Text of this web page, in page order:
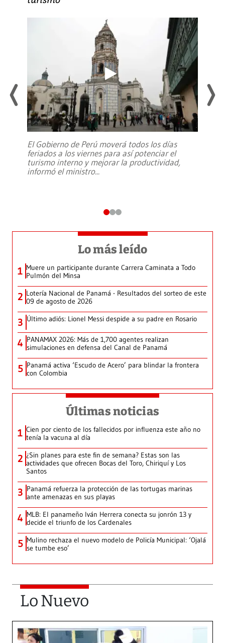
El Gobierno de Perú moverá todos los días
feriados a los viernes para así potenciar el
turismo interno y mejorar la productividad,
informó el ministro...
Lo más leído
1 Muere un participante durante Carrera Caminata a Todo
Pulmón del Minsa
2 Lotería Nacional de Panamá - Resultados del sorteo de este
09 de agosto de 2026
3 Último adiós: Lionel Messi despide a su padre en Rosario
4 PANAMAX 2026: Más de 1,700 agentes realizan
simulaciones en defensa del Canal de Panamá
5 Panamá activa ‘Escudo de Acero’ para blindar la frontera
con Colombia
Últimas noticias
1 Cien por ciento de los fallecidos por influenza este año no
tenía la vacuna al día
2 ¿Sin planes para este fin de semana? Estas son las
actividades que ofrecen Bocas del Toro, Chiriquí y Los
Santos
3 Panamá refuerza la protección de las tortugas marinas
ante amenazas en sus playas
4 MLB: El panameño Iván Herrera conecta su jonrón 13 y
decide el triunfo de los Cardenales
5 Mulino rechaza el nuevo modelo de Policía Municipal: ‘Ojalá
se tumbe eso’
Lo Nuevo